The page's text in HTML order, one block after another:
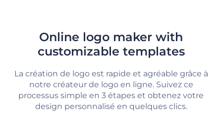
Online logo maker with
customizable templates
La création de logo est rapide et agréable grâce à
notre créateur de logo en ligne. Suivez ce
processus simple en 3 étapes et obtenez votre
design personnalisé en quelques clics.